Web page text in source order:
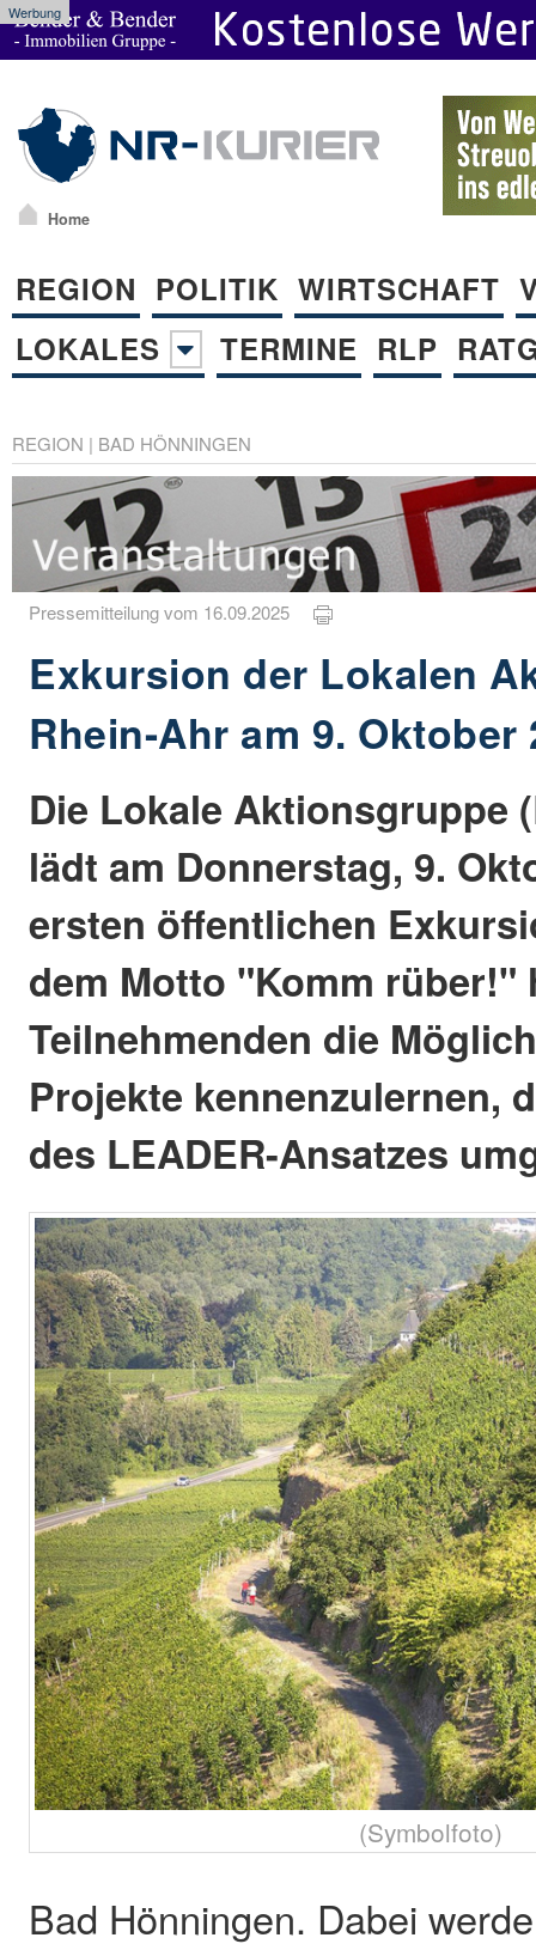
Werbung
Home
REGION POLITIK WIRTSCHAFT
LOKALES
TERMINE RLP
REGION | BAD HÖNNINGEN
Pressemitteilung vom 16.09.2025
Exkursion der Lokalen
Rhein-Ahr am 9. Oktober
Die Lokale Aktionsgruppe
lädt am Donnerstag, 9.
ersten öffentlichen
dem Motto "Komm rüber!"
Teilnehmenden die
Projekte kennenzulernen,
des LEADER-Ansatzes
(Symbolfoto)
Bad Hönningen. Dabei